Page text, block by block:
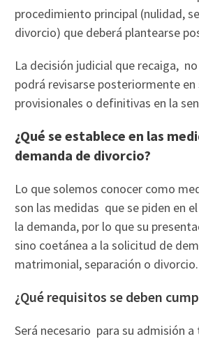
procedimiento principal (nulidad,
divorcio) que deberá plantearse
La decisión judicial que recaiga,
podrá revisarse posteriormente
provisionales o definitivas en la
¿Qué se establece en las
demanda de divorcio?
Lo que solemos conocer como
son las medidas que se piden en
la demanda, por lo que su
sino coetánea a la solicitud de
matrimonial, separación o divorcio.
¿Qué requisitos se deben
Será necesario para su admisión